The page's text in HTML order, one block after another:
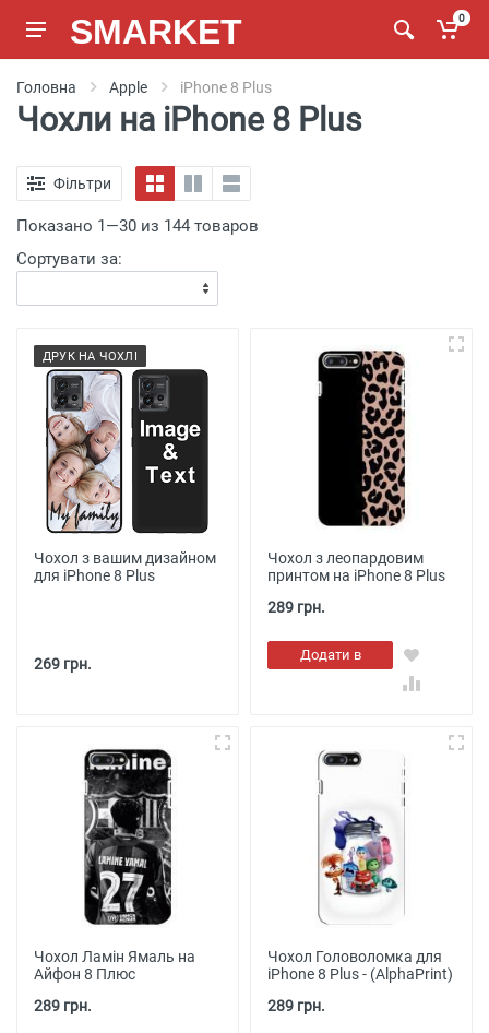
SMARKET 0
Головна Apple iPhone 8 Plus
Чохли на iPhone 8 Plus
Фільтри
Показано 1—30 из 144 товаров
Сортувати за:
ДРУК НА ЧОХЛІ
Чохол з вашим дизайном
для iPhone 8 Plus
269 грн.
Чохол з леопардовим
принтом на iPhone 8 Plus
289 грн.
Додати в
кошик
Чохол Ламін Ямаль на
Айфон 8 Плюс
289 грн.
Чохол Головоломка для
iPhone 8 Plus - (AlphaPrint)
289 грн.